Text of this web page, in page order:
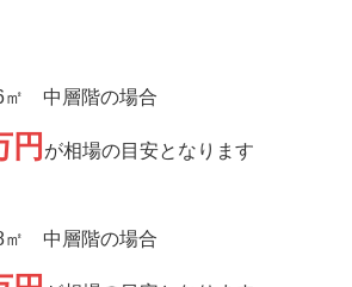
中層階の場合
円 が相場の目安となります
中層階の場合